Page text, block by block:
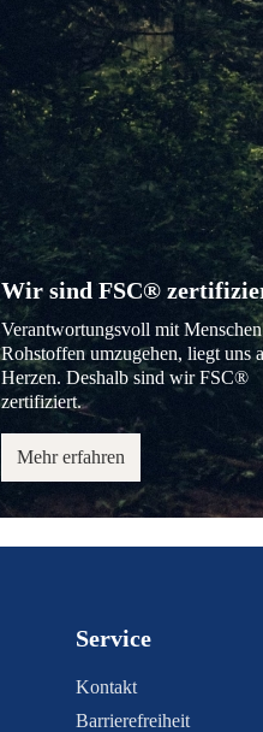
Wir sind FSC®
Verantwortungsvoll mit
Rohstoffen umzugehen, liegt uns
Herzen. Deshalb sind wir FSC®
zertifiziert.
Mehr erfahren
Service
Kontakt
Barrierefreiheit